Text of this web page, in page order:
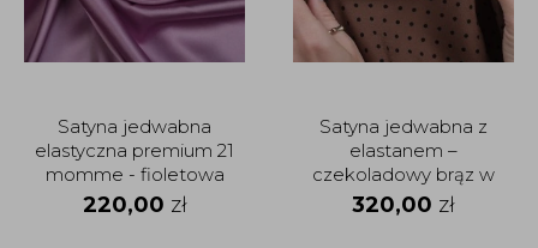
Satyna jedwabna
elastyczna premium 21
momme - fioletowa
orchidea
220,00 zł
Satyna jedwabna z
elastanem –
czekoladowy brąz w
drobne czarne groszki
320,00 zł